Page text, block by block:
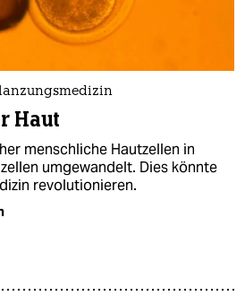
Haut
menschliche Hautzellen in
umgewandelt. Dies könnte
revolutionieren.